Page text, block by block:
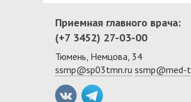
Приемная главного врача:
(+7 3452) 27-03-00
Тюмень, Немцова, 34
ssmp@sp03tmn.ru ssmp@med-